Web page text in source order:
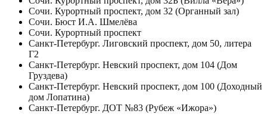
Сочи. Курортный проспект, дом 32 (Органный зал)
Сочи. Бюст И.А. Шмелёва
Сочи. Курортный проспект
Санкт-Петербург. Лиговский проспект, дом 50, литера
Г2
Санкт-Петербург. Невский проспект, дом 104 (Дом
Груздева)
Санкт-Петербург. Невский проспект, дом 100 (Доходный
дом Лопатина)
Санкт-Петербург. ДОТ №83 (Рубеж «Ижора»)